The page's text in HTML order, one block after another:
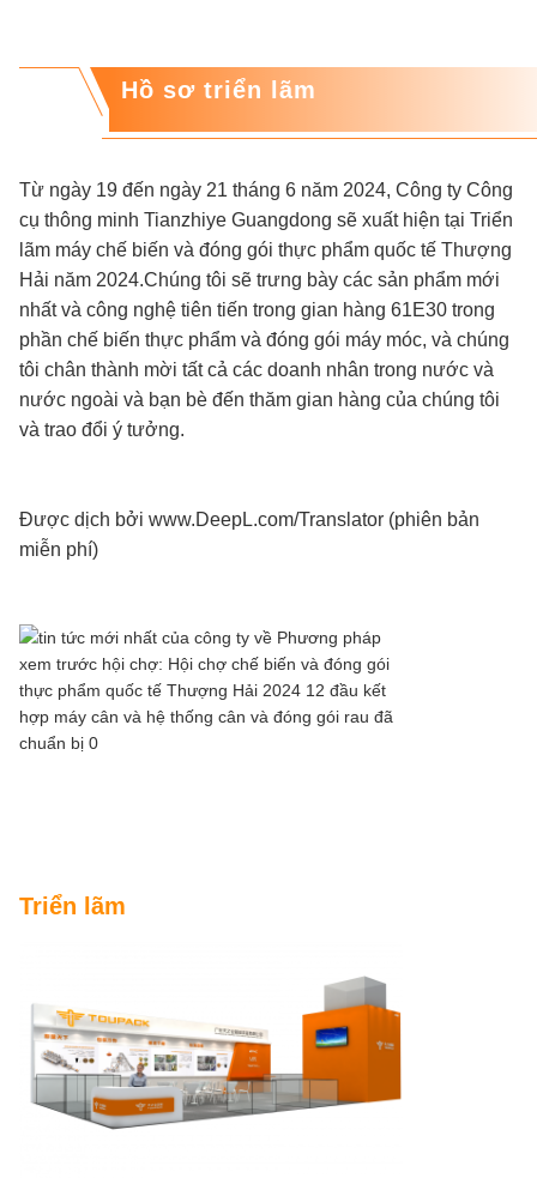
Hồ sơ triển lãm
Từ ngày 19 đến ngày 21 tháng 6 năm 2024, Công ty Công
cụ thông minh Tianzhiye Guangdong sẽ xuất hiện tại Triển
lãm máy chế biến và đóng gói thực phẩm quốc tế Thượng
Hải năm 2024.Chúng tôi sẽ trưng bày các sản phẩm mới
nhất và công nghệ tiên tiến trong gian hàng 61E30 trong
phần chế biến thực phẩm và đóng gói máy móc, và chúng
tôi chân thành mời tất cả các doanh nhân trong nước và
nước ngoài và bạn bè đến thăm gian hàng của chúng tôi
và trao đổi ý tưởng.
Được dịch bởi www.DeepL.com/Translator (phiên bản
miễn phí)
Triển lãm